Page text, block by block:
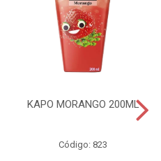
KAPO MORANGO 200ML
Código: 823